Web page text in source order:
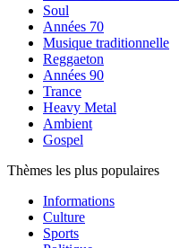
Soul
Années 70
Musique traditionnelle
Reggaeton
Années 90
Trance
Heavy Metal
Ambient
Gospel
Thèmes les plus populaires
Informations
Culture
Sports